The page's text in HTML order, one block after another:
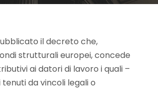
il decreto che,
strutturali europei, concede
ai datori di lavoro i quali –
tenuti da vincoli legali o